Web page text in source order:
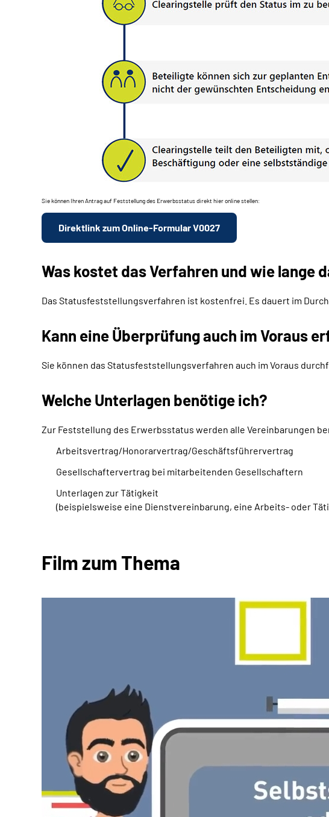
Sie können Ihren Antrag auf Feststellung des Erwerbsstatus direkt hier online stellen:
Direktlink zum Online-Formular V0027
Was kostet das Verfahren und wie lange
Das Statusfeststellungsverfahren ist kostenfrei. Es dauert im
Kann eine Überprüfung auch im Voraus
Sie können das Statusfeststellungsverfahren auch im Voraus
Welche Unterlagen benötige ich?
Zur Feststellung des Erwerbsstatus werden alle Vereinbarungen
Arbeitsvertrag/Honorarvertrag/Geschäftsführervertrag
Gesellschaftervertrag bei mitarbeitenden Gesellschaftern
Unterlagen zur Tätigkeit
(beispielsweise eine Dienstvereinbarung, eine Arbeits- oder
Film zum Thema